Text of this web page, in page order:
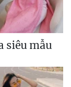
siêu mẫu